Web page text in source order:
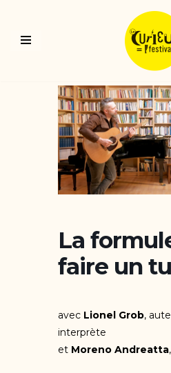
Aller
La
faire un
avec Lionel Grob,
interprète
et Moreno Andreatta